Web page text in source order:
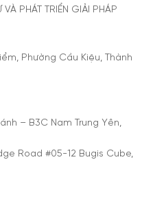
PHÁT TRIỂN GIẢI PHÁP
Phường Cầu Kiệu, Thành
– B3C Nam Trung Yên,
Road #05-12 Bugis Cube,